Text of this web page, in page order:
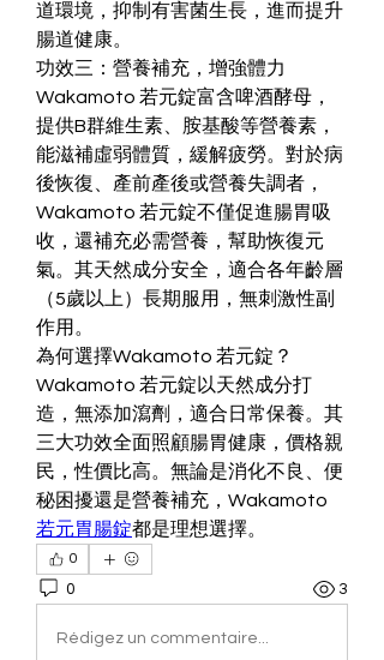
道環境，抑制有害菌生長，進而提升
腸道健康。
功效三：營養補充，增強體力
Wakamoto 若元錠富含啤酒酵母，
提供B群維生素、胺基酸等營養素，
能滋補虛弱體質，緩解疲勞。對於病
後恢復、產前產後或營養失調者，
Wakamoto 若元錠不僅促進腸胃吸
收，還補充必需營養，幫助恢復元
氣。其天然成分安全，適合各年齡層
（5歲以上）長期服用，無刺激性副
作用。
為何選擇Wakamoto 若元錠？
Wakamoto 若元錠以天然成分打
造，無添加瀉劑，適合日常保養。其
三大功效全面照顧腸胃健康，價格親
民，性價比高。無論是消化不良、便
若元胃腸錠都是理想選擇。
0
0 3
Rédigez un commentaire...